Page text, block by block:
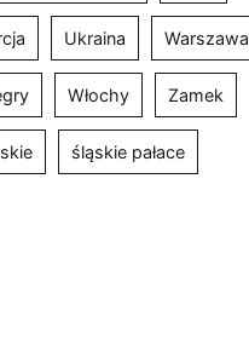
Ukraina Warszawa
Włochy Zamek
śląskie pałace